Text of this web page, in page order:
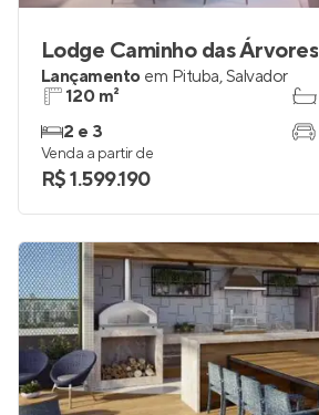
Lodge Caminho das Árvores
Lançamento em Pituba,Salvador
120 m²
2 e 3
Venda a partir de
R$ 1.599.190